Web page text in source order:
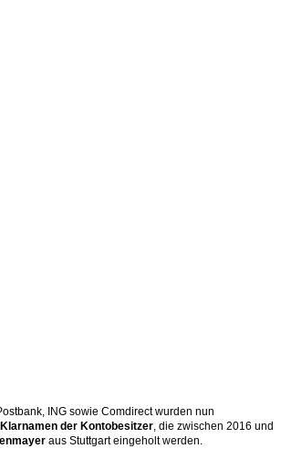
ING sowie Comdirect wurden nun
Klarnamen der Kontobesitzer, die zwischen 2016 und
aus Stuttgart eingeholt werden.